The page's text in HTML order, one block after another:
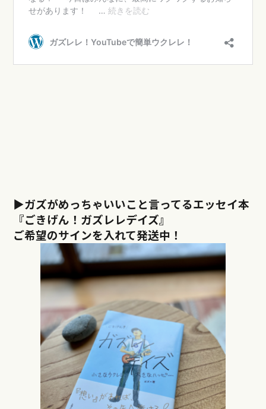
▶︎ガズがめっちゃいいこと言ってるエッセイ本
『ごきげん！ガズレレデイズ』
ご希望のサインを入れて発送中！